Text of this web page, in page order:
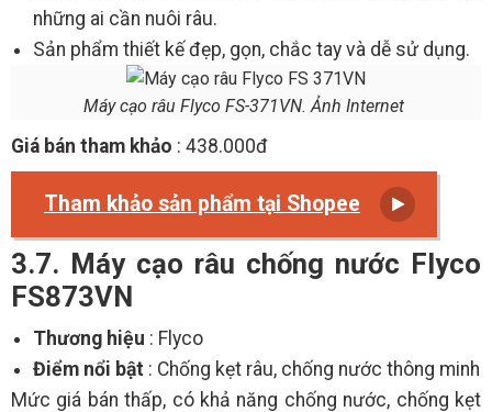
những ai cần nuôi râu.
Sản phẩm thiết kế đẹp, gọn, chắc tay và dễ sử dụng.
Máy cạo râu Flyco FS-371VN. Ảnh Internet
Giá bán tham khảo : 438.000đ
Tham khảo sản phẩm tại Shopee
3.7. Máy cạo râu chống nước Flyco
FS873VN
Thương hiệu : Flyco
Điểm nổi bật : Chống kẹt râu, chống nước thông minh
Mức giá bán thấp, có khả năng chống nước, chống kẹt